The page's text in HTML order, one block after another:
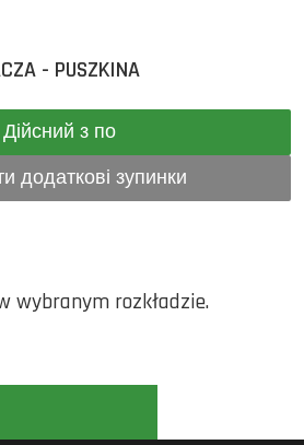
- PUSZKINA
Дійсний з по
додаткові зупинки
wybranym rozkładzie.